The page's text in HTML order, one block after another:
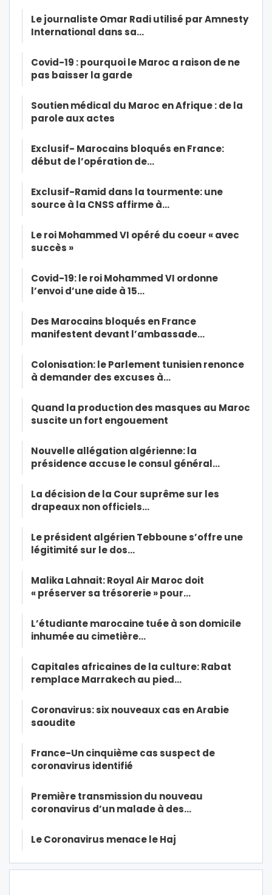
Le journaliste Omar Radi utilisé par Amnesty
International dans sa…
Covid-19 : pourquoi le Maroc a raison de ne
pas baisser la garde
Soutien médical du Maroc en Afrique : de la
parole aux actes
Exclusif- Marocains bloqués en France:
début de l’opération de…
Exclusif-Ramid dans la tourmente: une
source à la CNSS affirme à…
Le roi Mohammed VI opéré du coeur « avec
succès »
Covid-19: le roi Mohammed VI ordonne
l’envoi d’une aide à 15…
Des Marocains bloqués en France
manifestent devant l’ambassade…
Colonisation: le Parlement tunisien renonce
à demander des excuses à…
Quand la production des masques au Maroc
suscite un fort engouement
Nouvelle allégation algérienne: la
présidence accuse le consul général…
La décision de la Cour suprême sur les
drapeaux non officiels…
Le président algérien Tebboune s’offre une
légitimité sur le dos…
Malika Lahnait: Royal Air Maroc doit
« préserver sa trésorerie » pour…
L’étudiante marocaine tuée à son domicile
inhumée au cimetière…
Capitales africaines de la culture: Rabat
remplace Marrakech au pied…
Coronavirus: six nouveaux cas en Arabie
saoudite
France-Un cinquième cas suspect de
coronavirus identifié
Première transmission du nouveau
coronavirus d’un malade à des…
Le Coronavirus menace le Haj